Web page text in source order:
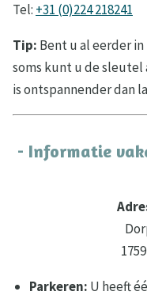
Tel: +31 (0)224 218241
Tip: Bent u al eerder
soms kunt u de sleutel
is ontspannender dan
- Informatie
Parkeren: U heeft